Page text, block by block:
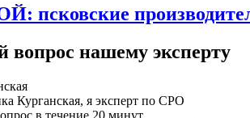
псковские
вопрос нашему эксперту
Курганская, я эксперт по СРО
в течение 20 минут